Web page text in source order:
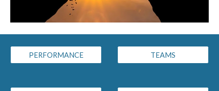
PERFORMANCE TEAMS